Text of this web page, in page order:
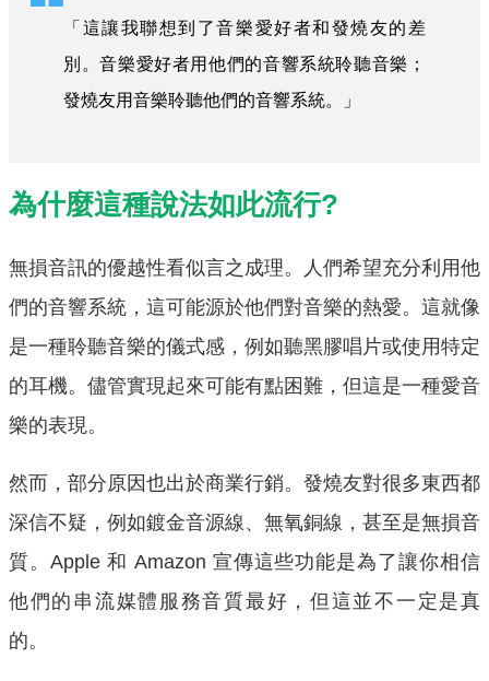
「這讓我聯想到了音樂愛好者和發燒友的差
別。音樂愛好者用他們的音響系統聆聽音樂；
發燒友用音樂聆聽他們的音響系統。」
為什麼這種說法如此流行?
無損音訊的優越性看似言之成理。人們希望充分利用他
們的音響系統，這可能源於他們對音樂的熱愛。這就像
是一種聆聽音樂的儀式感，例如聽黑膠唱片或使用特定
的耳機。儘管實現起來可能有點困難，但這是一種愛音
樂的表現。
然而，部分原因也出於商業行銷。發燒友對很多東西都
深信不疑，例如鍍金音源線、無氧銅線，甚至是無損音
質。Apple 和 Amazon 宣傳這些功能是為了讓你相信
他們的串流媒體服務音質最好，但這並不一定是真
的。